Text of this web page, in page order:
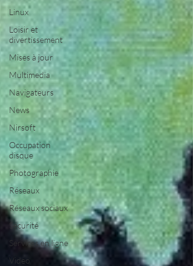
Linux
Loisir et
divertissement
Mises à jour
Multimedia
Navigateurs
News
Nirsoft
Occupation
disque
Photographie
Réseaux
Réseaux sociaux
Sécurité
Services en ligne
Video